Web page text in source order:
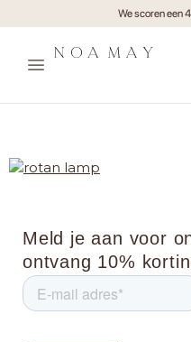
We scoren een
Meld je aan voor
ontvang 10%